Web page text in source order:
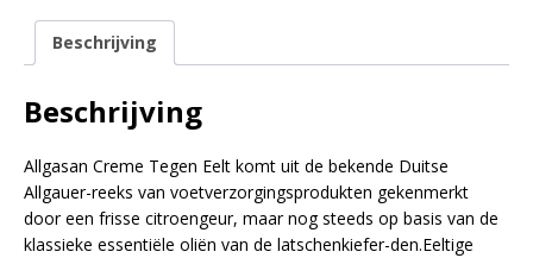
Beschrijving
Beschrijving
Allgasan Creme Tegen Eelt komt uit de bekende Duitse
Allgauer-reeks van voetverzorgingsprodukten gekenmerkt
door een frisse citroengeur, maar nog steeds op basis van de
klassieke essentiële oliën van de latschenkiefer-den.Eeltige